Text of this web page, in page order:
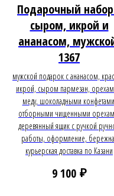
Подарочный
сыром, икрой и
ананасом,
1367
мужской подарок с ананасом,
икрой, сыром пармезан,
меду, шоколадными
отборными чищенными
деревянный ящик с ручкой
работы, оформление,
курьерская доставка по Казани
9 100 ₽